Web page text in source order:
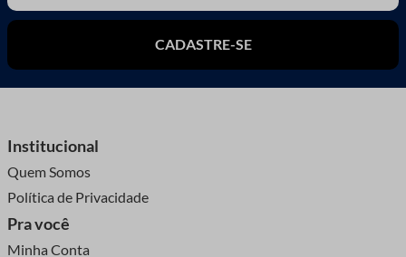
CADASTRE-SE
Institucional
Quem Somos
Política de Privacidade
Pra você
Minha Conta